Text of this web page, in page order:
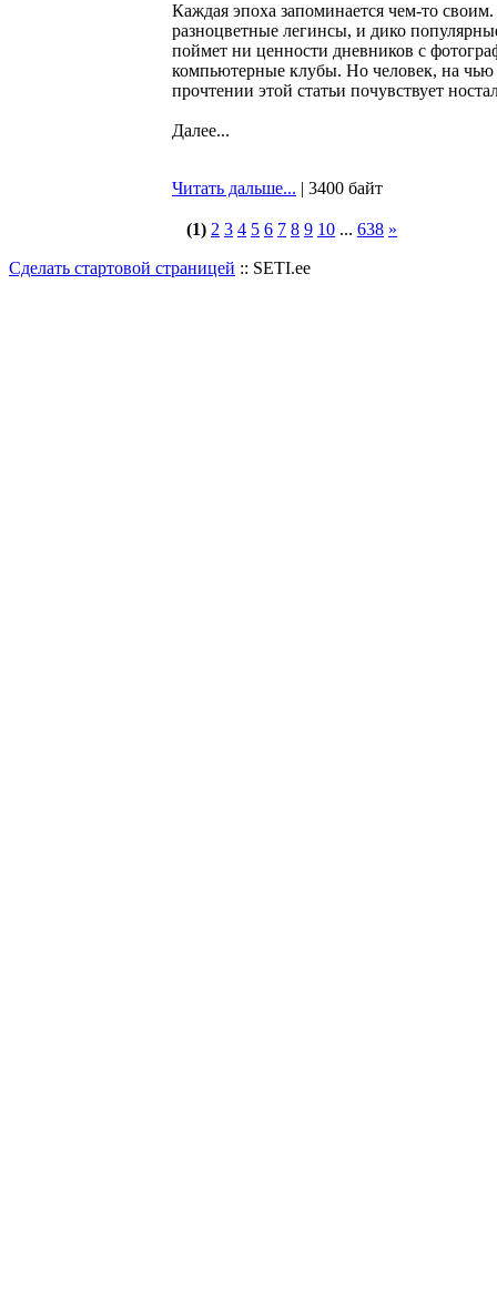
Каждая эпоха запоминается чем-то
разноцветные легинсы, и дико
поймет ни ценности дневников с
компьютерные клубы. Но человек, на чью
прочтении этой статьи почувствует
Далее...
Читать дальше... | 3400 байт
(1) 2 3 4 5 6 7 8 9 10 ... 638 »
Сделать стартовой страницей :: SETI.ee